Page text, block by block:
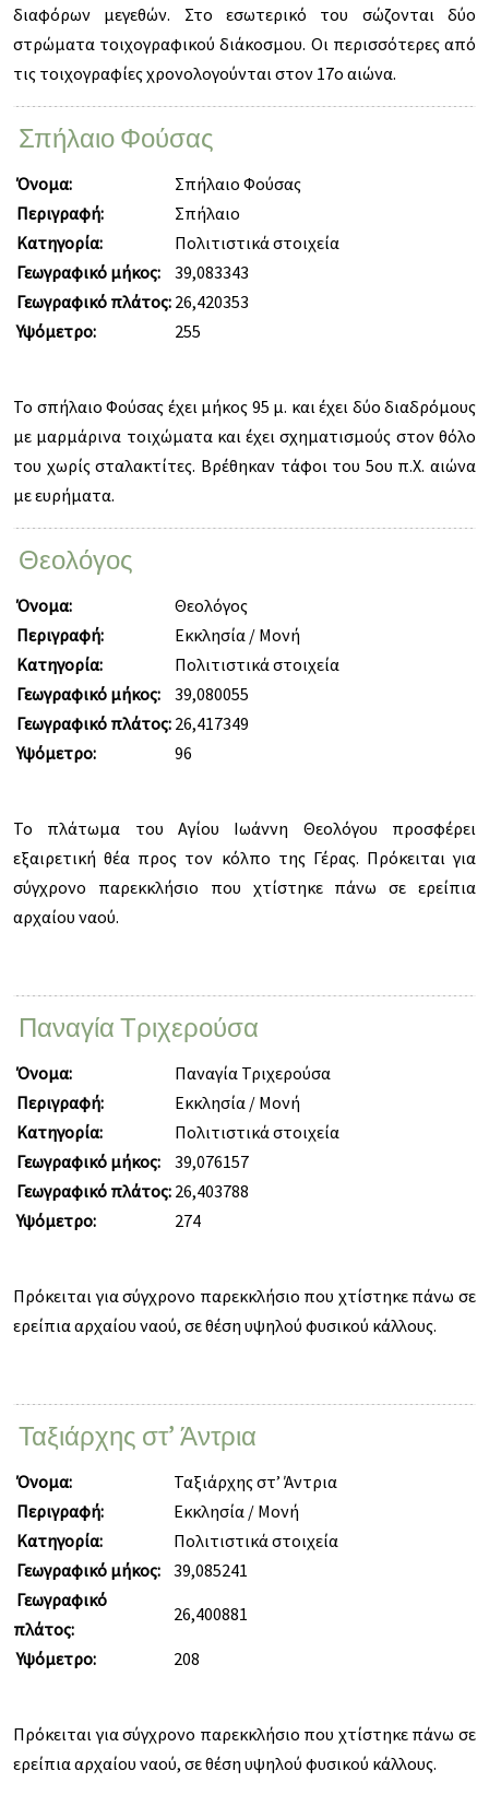
διαφόρων μεγεθών. Στο εσωτερικό του σώζονται δύο
στρώματα τοιχογραφικού διάκοσμου. Οι περισσότερες από
τις τοιχογραφίες χρονολογούνται στον 17ο αιώνα.
Σπήλαιο Φούσας
Όνομα:
Σπήλαιο Φούσας
Περιγραφή:
Σπήλαιο
Κατηγορία:
Πολιτιστικά στοιχεία
Γεωγραφικό μήκος:
39,083343
Γεωγραφικό πλάτος: 26,420353
Υψόμετρο:
255
Το σπήλαιο Φούσας έχει μήκος 95 μ. και έχει δύο διαδρόμους
με μαρμάρινα τοιχώματα και έχει σχηματισμούς στον θόλο
του χωρίς σταλακτίτες. Βρέθηκαν τάφοι του 5ου π.Χ. αιώνα
με ευρήματα.
Θεολόγος
Όνομα:
Θεολόγος
Περιγραφή:
Εκκλησία / Μονή
Κατηγορία:
Πολιτιστικά στοιχεία
Γεωγραφικό μήκος:
39,080055
Γεωγραφικό πλάτος: 26,417349
Υψόμετρο:
96
Το πλάτωμα του Αγίου Ιωάννη Θεολόγου προσφέρει
εξαιρετική θέα προς τον κόλπο της Γέρας. Πρόκειται για
σύγχρονο παρεκκλήσιο που χτίστηκε πάνω σε ερείπια
αρχαίου ναού.
Παναγία Τριχερούσα
Όνομα:
Παναγία Τριχερούσα
Περιγραφή:
Εκκλησία / Μονή
Κατηγορία:
Πολιτιστικά στοιχεία
Γεωγραφικό μήκος:
39,076157
Γεωγραφικό πλάτος: 26,403788
Υψόμετρο:
274
Πρόκειται για σύγχρονο παρεκκλήσιο που χτίστηκε πάνω σε
ερείπια αρχαίου ναού, σε θέση υψηλού φυσικού κάλλους.
Ταξιάρχης στ’ Άντρια
Όνομα:
Ταξιάρχης στ’ Άντρια
Περιγραφή:
Εκκλησία / Μονή
Κατηγορία:
Πολιτιστικά στοιχεία
Γεωγραφικό μήκος: 39,085241
Γεωγραφικό
πλάτος:
26,400881
Υψόμετρο: 208
Πρόκειται για σύγχρονο παρεκκλήσιο που χτίστηκε πάνω σε
ερείπια αρχαίου ναού, σε θέση υψηλού φυσικού κάλλους.